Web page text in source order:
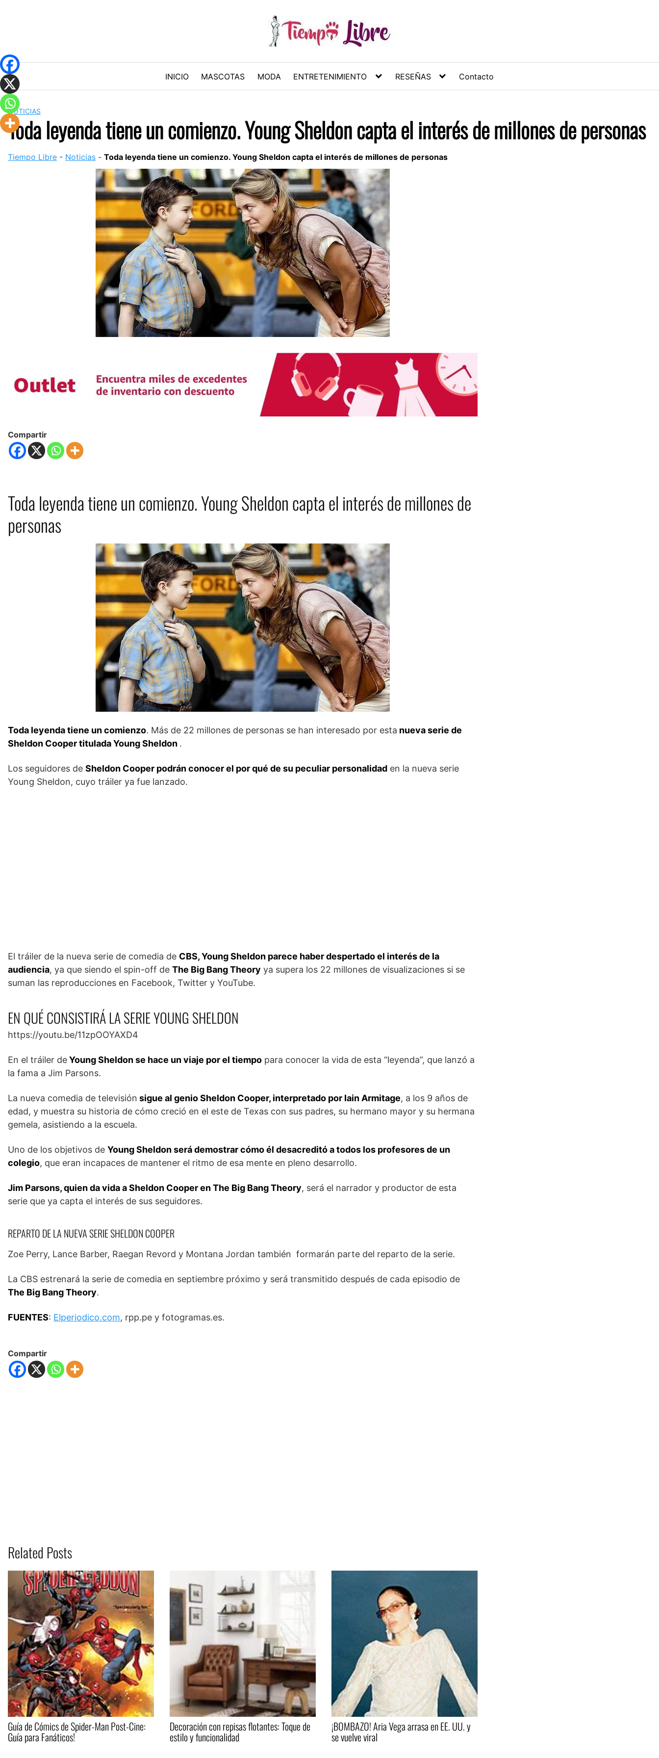
INICIO MASCOTAS MODA ENTRETENIMIENTO RESEÑAS Contacto
NOTICIAS
Toda leyenda tiene un comienzo. Young Sheldon capta el interés de millones de personas
Tiempo Libre - Noticias - Toda leyenda tiene un comienzo. Young Sheldon capta el interés de millones de personas
Compartir
Toda leyenda tiene un comienzo. Young Sheldon capta el interés de millones de
personas
Toda leyenda tiene un comienzo. Más de 22 millones de personas se han interesado por esta nueva serie de
Sheldon Cooper titulada Young Sheldon .
Los seguidores de Sheldon Cooper podrán conocer el por qué de su peculiar personalidad en la nueva serie
Young Sheldon, cuyo tráiler ya fue lanzado.
El tráiler de la nueva serie de comedia de CBS, Young Sheldon parece haber despertado el interés de la
audiencia, ya que siendo el spin-off de The Big Bang Theory ya supera los 22 millones de visualizaciones si se
suman las reproducciones en Facebook, Twitter y YouTube.
EN QUÉ CONSISTIRÁ LA SERIE YOUNG SHELDON
https://youtu.be/11zpOOYAXD4
En el tráiler deYoung Sheldon se hace un viaje por el tiempo para conocer la vida de esta “leyenda”, que lanzó a
la fama a Jim Parsons.
La nueva comedia de televisión sigue al genio Sheldon Cooper, interpretado por Iain Armitage, a los 9 años de
edad, y muestra su historia de cómo creció en el este de Texas con sus padres, su hermano mayor y su hermana
gemela, asistiendo a la escuela.
Uno de los objetivos de Young Sheldon será demostrar cómo él desacreditó a todos los profesores de un
colegio, que eran incapaces de mantener el ritmo de esa mente en pleno desarrollo.
Jim Parsons, quien da vida a Sheldon Cooper en The Big Bang Theory, será el narrador y productor de esta
serie que ya capta el interés de sus seguidores.
REPARTO DE LA NUEVA SERIE SHELDON COOPER
Zoe Perry, Lance Barber, Raegan Revord y Montana Jordan también formarán parte del reparto de la serie.
La CBS estrenará la serie de comedia en septiembre próximo y será transmitido después de cada episodio de
The Big Bang Theory.
FUENTES: Elperiodico.com, rpp.pe y fotogramas.es.
Compartir
Related Posts
Guía de Cómics de Spider-Man Post-Cine:
Guía para Fanáticos!
Decoración con repisas flotantes: Toque de
estilo y funcionalidad
¡BOMBAZO! Aria Vega arrasa en EE. UU. y
se vuelve viral